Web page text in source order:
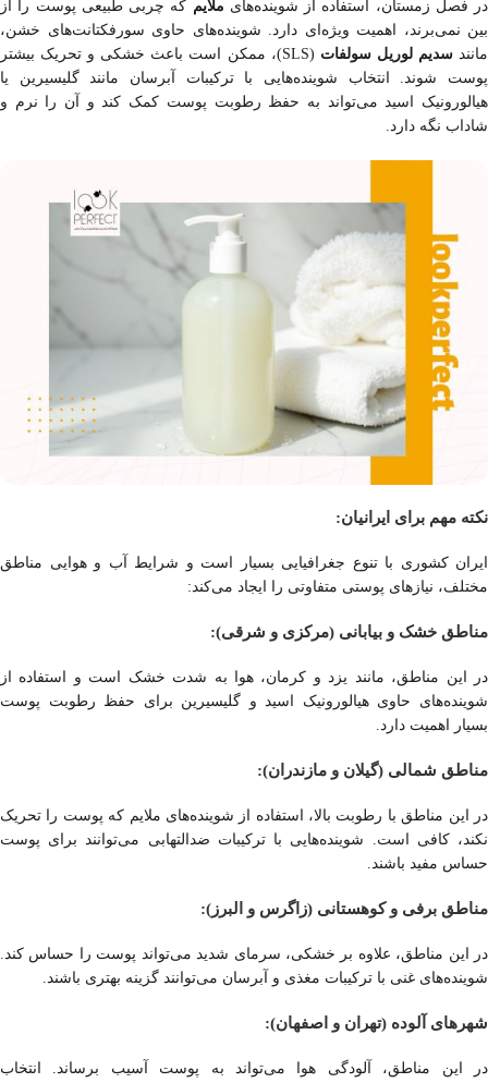
در فصل زمستان، استفاده از شوینده‌های ملایم که چربی طبیعی پوست را از
بین نمی‌برند، اهمیت ویژه‌ای دارد. شوینده‌های حاوی سورفکتانت‌های خشن،
مانندسدیم لوریل سولفات
(SLS)، ممکن است باعث خشکی و تحریک بیشتر
پوست شوند. انتخاب شوینده‌هایی با ترکیبات آبرسان مانند گلیسیرین یا
هیالورونیک اسید می‌تواند به حفظ رطوبت پوست کمک کند و آن را نرم و
شاداب نگه دارد.
نکته مهم برای ایرانیان:
ایران کشوری با تنوع جغرافیایی بسیار است و شرایط آب و هوایی مناطق
مختلف، نیازهای پوستی متفاوتی را ایجاد می‌کند:
مناطق خشک و بیابانی (مرکزی و شرقی):
در این مناطق، مانند یزد و کرمان، هوا به شدت خشک است و استفاده از
شوینده‌های حاوی هیالورونیک اسید و گلیسیرین برای حفظ رطوبت پوست
بسیار اهمیت دارد.
مناطق شمالی (گیلان و مازندران):
در این مناطق با رطوبت بالا، استفاده از شوینده‌های ملایم که پوست را تحریک
نکند، کافی است. شوینده‌هایی با ترکیبات ضدالتهابی می‌توانند برای پوست
حساس مفید باشند.
مناطق برفی و کوهستانی (زاگرس و البرز):
در این مناطق، علاوه بر خشکی، سرمای شدید می‌تواند پوست را حساس کند.
شوینده‌های غنی با ترکیبات مغذی و آبرسان می‌توانند گزینه بهتری باشند.
شهرهای آلوده (تهران و اصفهان):
در این مناطق، آلودگی هوا می‌تواند به پوست آسیب برساند. انتخاب